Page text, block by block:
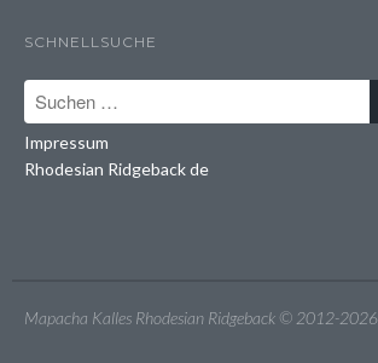
SCHNELLSUCHE
Impressum
Rhodesian Ridgeback de
Mapacha Kalles Rhodesian Ridgeback © 2012-2026